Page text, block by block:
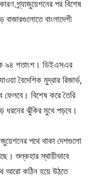
গ্র্যাজুয়েশনের পর বিশেষ
বাংলাদেশী
৯৪ শতাংশ। ডিইএসএর
বৈদেশিক মুদ্রার রিজার্ভ,
ফেলবে। বিশেষ করে তৈরি
ধরনের ঝুঁকির মুখে পড়বে।
পথে থাকা দেশগুলো
শুল্কহার স্থায়ীভাবে
আরো কঠিন হয়ে উঠতে